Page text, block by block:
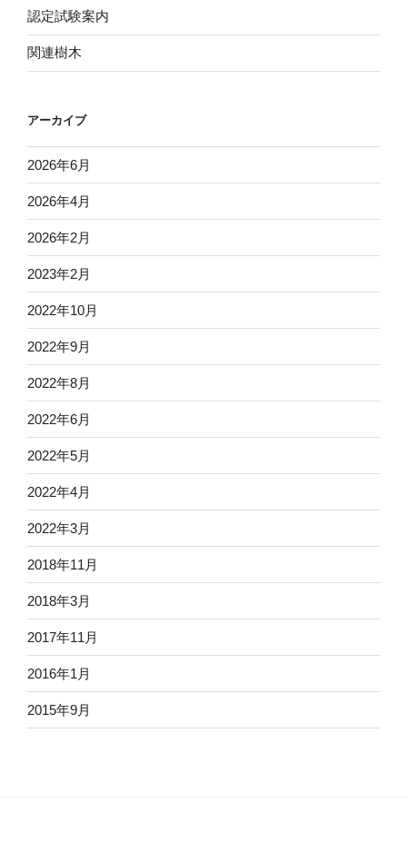
認定試験案内
関連樹木
アーカイブ
2026年6月
2026年4月
2026年2月
2023年2月
2022年10月
2022年9月
2022年8月
2022年6月
2022年5月
2022年4月
2022年3月
2018年11月
2018年3月
2017年11月
2016年1月
2015年9月